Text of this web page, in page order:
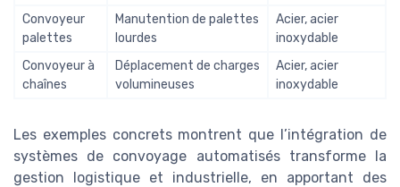
Convoyeur
palettes
Manutention de palettes
lourdes
Acier, acier
inoxydable
Convoyeur à
chaînes
Déplacement de charges
volumineuses
Acier, acier
inoxydable
Les exemples concrets montrent que l’intégration de
systèmes de convoyage automatisés transforme la
gestion logistique et industrielle, en apportant des